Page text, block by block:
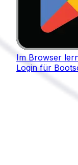
Im Browser
Login für